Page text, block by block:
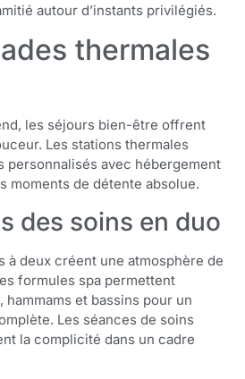
autour d’instants privilégiés.
thermales
les séjours bien-être offrent
Les stations thermales
personnalisés avec hébergement
moments de détente absolue.
des soins en duo
à deux créent une atmosphère de
formules spa permettent
hammams et bassins pour un
Les séances de soins
la complicité dans un cadre